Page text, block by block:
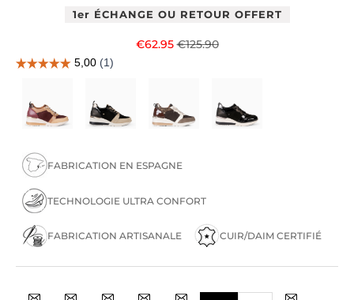
1er ÉCHANGE OU RETOUR OFFERT
Prix de vente
€62.95Prix normal
€125.90
FABRICATION EN ESPAGNE
TECHNOLOGIE ULTRA CONFORT
FABRICATION ARTISANALE CUIR/DAIM CERTIFIÉ